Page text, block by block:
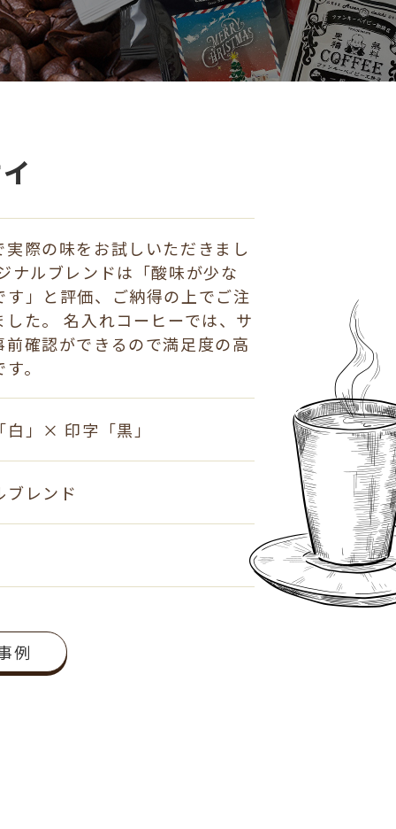
実際の味をお試しいただきまし
ナルブレンドは「酸味が少な
す」と評価、ご納得の上でご注
した。 名入れコーヒーでは、サ
前確認ができるので満足度の高
。
白」× 印字「黒」
ブレンド
例